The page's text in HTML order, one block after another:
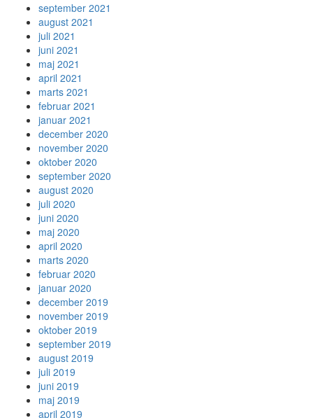
september 2021
august 2021
juli 2021
juni 2021
maj 2021
april 2021
marts 2021
februar 2021
januar 2021
december 2020
november 2020
oktober 2020
september 2020
august 2020
juli 2020
juni 2020
maj 2020
april 2020
marts 2020
februar 2020
januar 2020
december 2019
november 2019
oktober 2019
september 2019
august 2019
juli 2019
juni 2019
maj 2019
april 2019